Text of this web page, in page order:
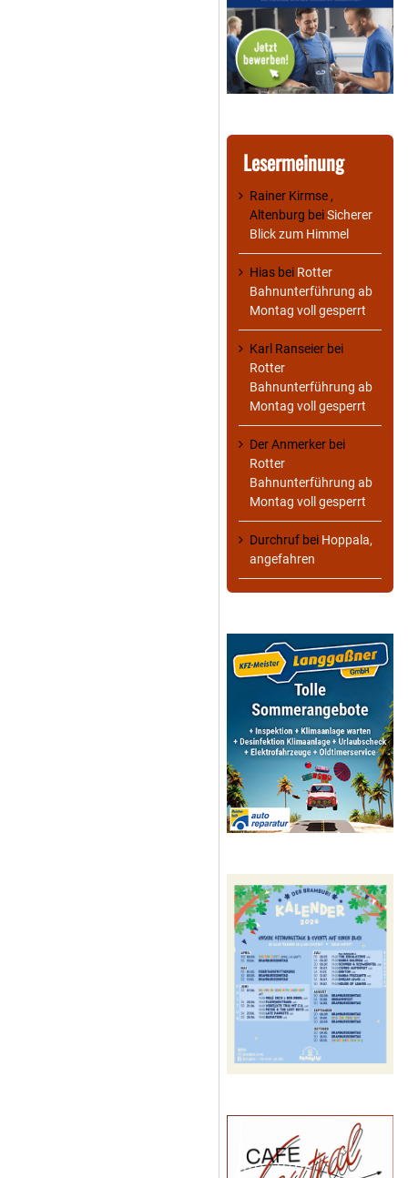
Lesermeinung
Rainer Kirmse ,
Altenburg beiSicherer
Blick zum Himmel
Hias bei Rotter
Bahnunterführung ab
Montag voll gesperrt
Karl Ranseier bei
Rotter
Bahnunterführung ab
Montag voll gesperrt
Der Anmerker bei
Rotter
Bahnunterführung ab
Montag voll gesperrt
Durchruf bei Hoppala,
angefahren